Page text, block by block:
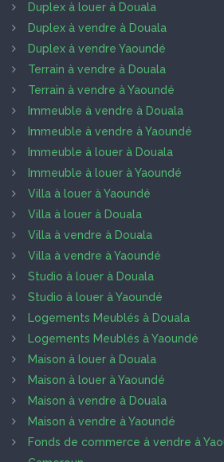
Duplex à louer à Douala
Duplex à vendre à Douala
Duplex à vendre Yaoundé
Terrain à vendre à Douala
Terrain à vendre à Yaoundé
Immeuble à vendre à Douala
Immeuble à vendre à Yaoundé
Immeuble à louer à Douala
Immeuble à louer à Yaoundé
Villa à louer à Yaoundé
Villa à louer à Douala
Villa à vendre à Douala
Villa à vendre à Yaoundé
Studio à louer à Douala
Studio à louer à Yaoundé
Logements Meublés à Douala
Logements Meublés à Yaoundé
Maison à louer à Douala
Maison à louer à Yaoundé
Maison à vendre à Douala
Maison à vendre à Yaoundé
Fonds de commerce à vendre à